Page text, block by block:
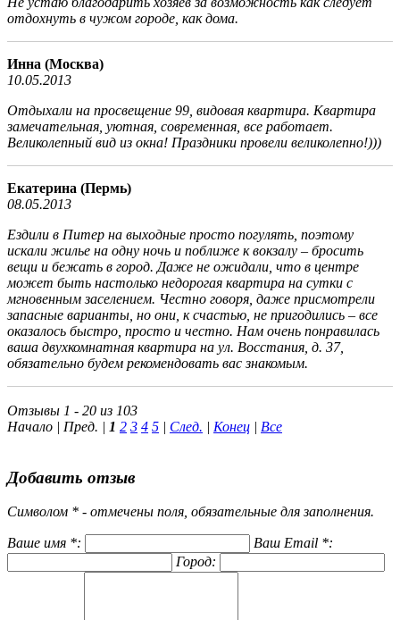
отдохнуть в чужом городе, как дома.
Инна (Москва)
10.05.2013
Отдыхали на просвещение 99, видовая квартира. Квартира
замечательная, уютная, современная, все работает.
Великолепный вид из окна! Праздники провели великолепно!)))
Екатерина (Пермь)
08.05.2013
Ездили в Питер на выходные просто погулять, поэтому
искали жилье на одну ночь и поближе к вокзалу – бросить
вещи и бежать в город. Даже не ожидали, что в центре
может быть настолько недорогая квартира на сутки с
мгновенным заселением. Честно говоря, даже присмотрели
запасные варианты, но они, к счастью, не пригодились – все
оказалось быстро, просто и честно. Нам очень понравилась
ваша двухкомнатная квартира на ул. Восстания, д. 37,
обязательно будем рекомендовать вас знакомым.
Отзывы 1 - 20 из 103
Начало | Пред. | 1 2 3 4 5 | След. | Конец | Все
Добавить отзыв
Символом * - отмечены поля, обязательные для заполнения.
Ваше имя *:
Ваш Email *:
Город: